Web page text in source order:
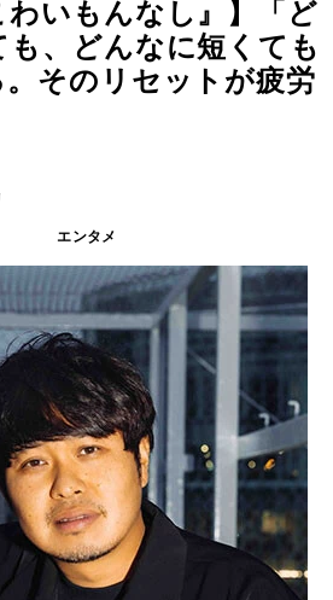
いもんなし』】「ど
、どんなに短くても
そのリセットが疲労
エンタメ